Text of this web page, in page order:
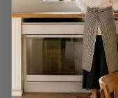
アップグレードさ
ジェント制御によ
幅に削減。一般的
長い時間稼働させる